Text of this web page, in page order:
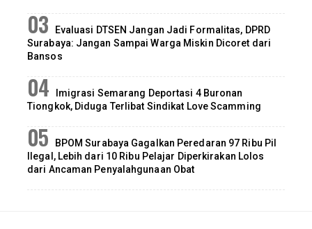
Evaluasi DTSEN Jangan Jadi Formalitas, DPRD
Surabaya: Jangan Sampai Warga Miskin Dicoret dari
Bansos
Imigrasi Semarang Deportasi 4 Buronan
Tiongkok, Diduga Terlibat Sindikat Love Scamming
BPOM Surabaya Gagalkan Peredaran 97 Ribu Pil
Ilegal, Lebih dari 10 Ribu Pelajar Diperkirakan Lolos
dari Ancaman Penyalahgunaan Obat